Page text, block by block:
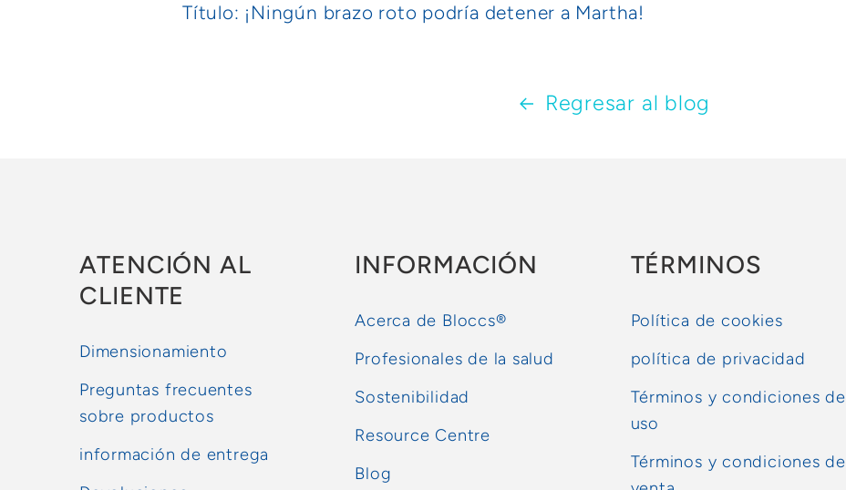
Título: ¡Ningún brazo roto podría detener a Martha!
Regresar al blog
ATENCIÓN AL
CLIENTE
Dimensionamiento
Preguntas frecuentes
sobre productos
información de entrega
INFORMACIÓN
Acerca de Bloccs®
Profesionales de la salud
Sostenibilidad
Resource Centre
Blog
TÉRMINOS
Política de cookies
política de privacidad
Términos y condiciones de
uso
Términos y condiciones de